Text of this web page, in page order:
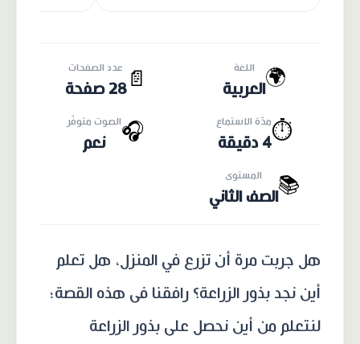
🌍 اللغة
العربية 📄
عدد الصفحات
28 صفحة
⏱️مدّة الاستماع
4 دقيقة
🎧الصوت متوفّر
نعم
📚 المستوى
الصف الثاني
هل جربت مرة أن تزرع في المنزل، هل تعلم
أين نجد بذور الزراعة؟ رافقنا فى هذه القصة؛
لنتعلم من أين نحصل على بذور الزراعة